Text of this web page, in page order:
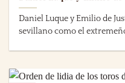
Daniel Luque y Emilio de
sevillano como el